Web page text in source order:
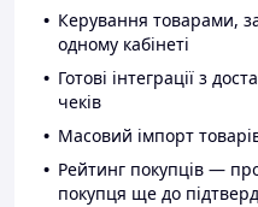
Керування товарами,
одному кабінеті
Готові інтеграції з
чеків
Масовий імпорт
Рейтинг покупців —
покупця ще до